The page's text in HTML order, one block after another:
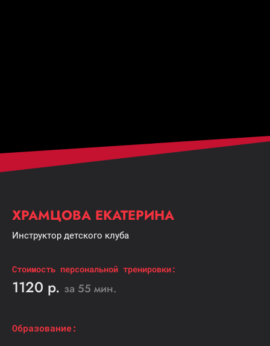
ХРАМЦОВА ЕКАТЕРИНА
Инструктор детского клуба
Cтоимость персональной тренировки:
1120 р. за 55 мин.
Образование: